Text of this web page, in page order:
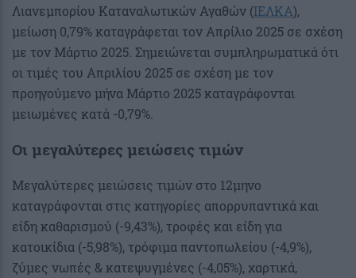
Λιανεμπορίου Καταναλωτικών Αγαθών (ΙΕΛΚΑ),
μείωση 0,79% καταγράφεται τον Απρίλιο 2025 σε σχέση
με τον Μάρτιο 2025. Σημειώνεται συμπληρωματικά ότι
οι τιμές του Απριλίου 2025 σε σχέση με τον
προηγούμενο μήνα Μάρτιο 2025 καταγράφονται
μειωμένες κατά -0,79%.
Οι μεγαλύτερες μειώσεις τιμών
Μεγαλύτερες μειώσεις τιμών στο 12μηνο
καταγράφονται στις κατηγορίες απορρυπαντικά και
είδη καθαρισμού (-9,43%), τροφές και είδη για
κατοικίδια (-5,98%), τρόφιμα παντοπωλείου (-4,9%),
ζύμες νωπές & κατεψυγμένες (-4,05%), χαρτικά,